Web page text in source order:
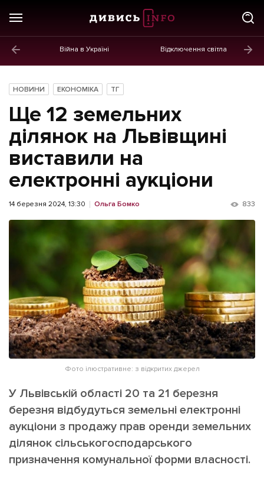
Війна в Україні Відключення світла
Новини
Політика
Економіка
Бізнес
Життя
Культура
Афіша
Інтерв'ю
Картки
Репортаж
Розслідування
Ініціативи
Лонгріди
Прес-релізи
Фото/Відео
Made in Lviv
[email protected] Реклама на сайті
НОВИНИ ЕКОНОМІКА ТГ
Ще 12 земельних
ділянок на Львівщині
виставили на
електронні аукціони
14 березня 2024, 13:30 Ольга Бомко 833
Фото ілюстративне: з відкритих джерел
У Львівській області 20 та 21 березня
березня відбудуться земельні електронні
аукціони з продажу прав оренди земельних
ділянок сільськогосподарського
призначення комунальної форми власності.